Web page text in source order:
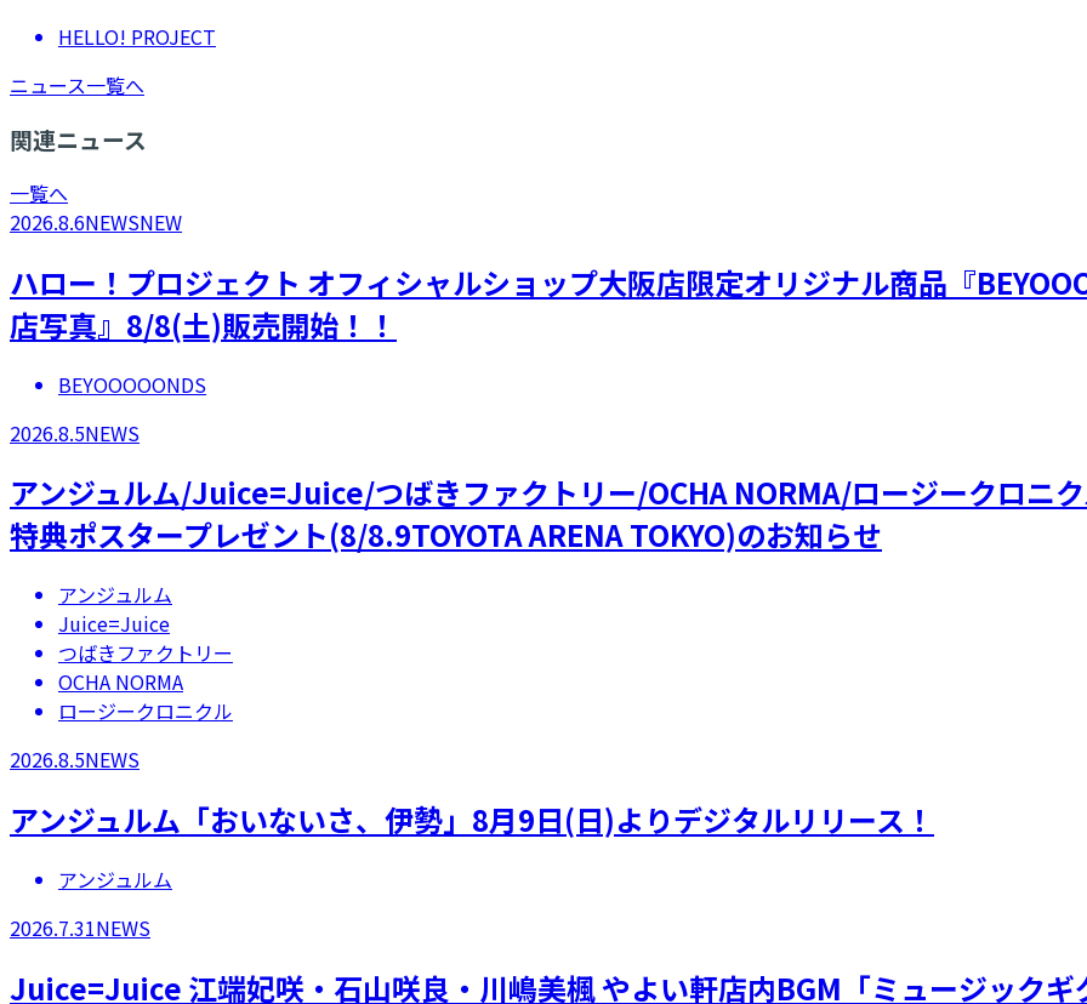
HELLO! PROJECT
ニュース一覧へ
関連ニュース
一覧へ
2026.8.6NEWSNEW
ハロー！プロジェクト オフィシャルショップ大阪店限定オリジナル商品『
店写真』8/8(土)販売開始！！
BEYOOOOONDS
2026.8.5NEWS
アンジュルム/Juice=Juice/つばきファクトリー/OCHA NORMA/ロージークロニ
特典ポスタープレゼント(8/8.9TOYOTA ARENA TOKYO)のお知らせ
アンジュルム
Juice=Juice
つばきファクトリー
OCHA NORMA
ロージークロニクル
2026.8.5NEWS
アンジュルム「おいないさ、伊勢」8月9日(日)よりデジタルリリース！
アンジュルム
2026.7.31NEWS
Juice=Juice 江端妃咲・石山咲良・川嶋美楓 やよい軒店内BGM「ミュージックギ